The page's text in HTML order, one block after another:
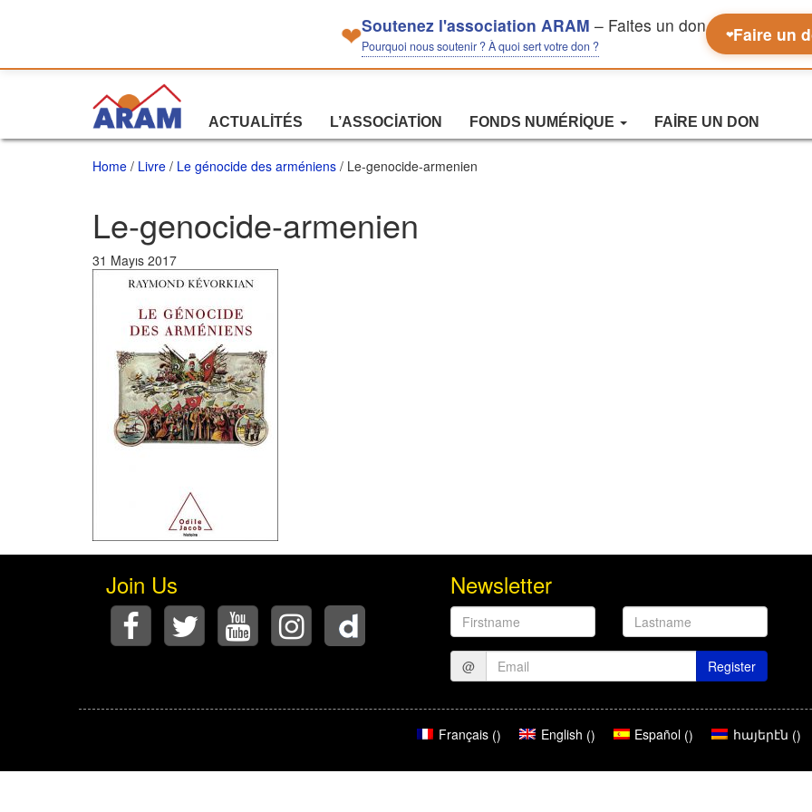
❤Soutenez l'association ARAM – Faites un don
Pourquoi nous soutenir ? À quoi sert votre don ?
❤Faire un
ACTUALITÉS L’ASSOCIATION FONDS NUMÉRIQUE FAIRE UN DON
Home / Livre / Le génocide des arméniens / Le-genocide-armenien
Le-genocide-armenien
31 Mayıs 2017
Join Us Newsletter
Firstname Lastname
@ Register
Français() English () Español () հայերէն ()